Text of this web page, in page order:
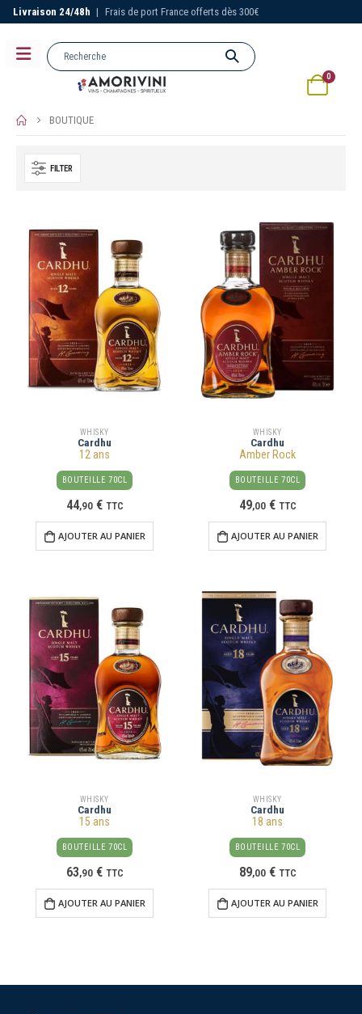
Livraison 24/48h | Frais de port France offerts dès 300€
0
BOUTIQUE
FILTER
WHISKY
Cardhu
12 ans
BOUTEILLE 70CL
44,90 € TTC
AJOUTER AU PANIER
WHISKY
Cardhu
Amber Rock
BOUTEILLE 70CL
49,00 € TTC
AJOUTER AU PANIER
WHISKY
Cardhu
15 ans
BOUTEILLE 70CL
63,90 € TTC
AJOUTER AU PANIER
WHISKY
Cardhu
18 ans
BOUTEILLE 70CL
89,00 € TTC
AJOUTER AU PANIER